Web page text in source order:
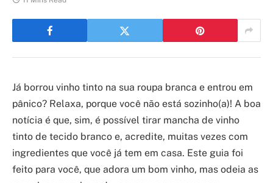
Já borrou vinho tinto na sua roupa branca e entrou em
pânico? Relaxa, porque você não está sozinho(a)! A boa
notícia é que, sim, é possível tirar mancha de vinho
tinto de tecido branco e, acredite, muitas vezes com
ingredientes que você já tem em casa. Este guia foi
feito para você, que adora um bom vinho, mas odeia as